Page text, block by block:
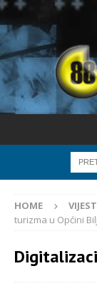
HOME
turizma u Općini